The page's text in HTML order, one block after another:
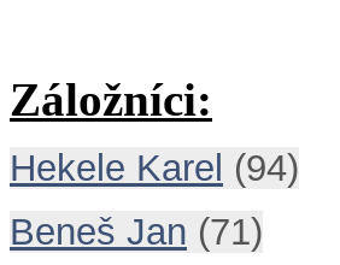
Záložníci:
Hekele Karel (94)
Beneš Jan (71)